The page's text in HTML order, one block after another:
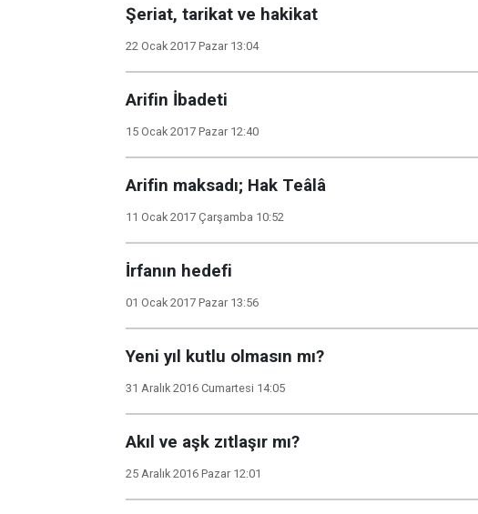
Şeriat, tarikat ve hakikat
22 Ocak 2017 Pazar 13:04
Arifin İbadeti
15 Ocak 2017 Pazar 12:40
Arifin maksadı; Hak Teâlâ
11 Ocak 2017 Çarşamba 10:52
İrfanın hedefi
01 Ocak 2017 Pazar 13:56
Yeni yıl kutlu olmasın mı?
31 Aralık 2016 Cumartesi 14:05
Akıl ve aşk zıtlaşır mı?
25 Aralık 2016 Pazar 12:01